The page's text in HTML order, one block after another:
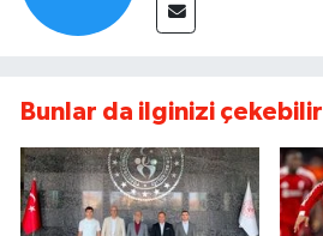
Bunlar da ilginizi çekebilir